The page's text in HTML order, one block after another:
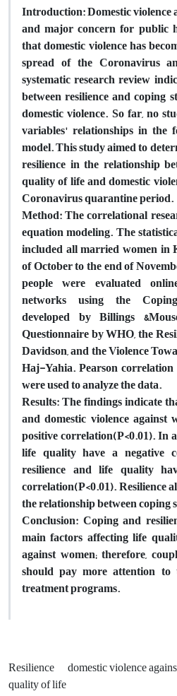
Introduction: Domestic violence
and major concern for public
that domestic violence has
spread of the Coronavirus
systematic research review
between resilience and coping
domestic violence. So far, no
variables' relationships in the
model. This study aimed to
resilience in the relationship
quality of life and domestic
Coronavirus quarantine period.
Method: The correlational
equation modeling. The
included all married women
of October to the end of
people were evaluated
networks using the
developed by Billings
Questionnaire by WHO, the
Davidson, and the Violence
Haj-Yahia. Pearson
were used to analyze the data.
Results: The findings indicate
and domestic violence against
positive correlation(P<0.01). In
life quality have a negative
resilience and life quality
correlation(P<0.01). Resilience
the relationship between coping
Conclusion: Coping and
main factors affecting life
against women; therefore,
should pay more attention
treatment programs.
Resilience domestic violence
quality of life